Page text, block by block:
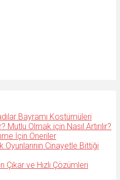
Bayramı Kostümüleri
Olmak için Nasıl Artırılır?
İçin Öneriler
Cinayetle Bittiği
Çıkar ve Hızlı Çözümleri